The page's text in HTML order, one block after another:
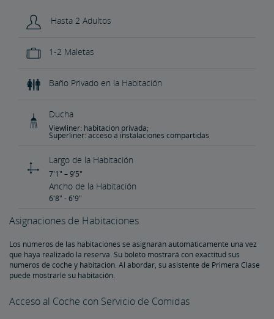
Hasta 2 Adultos
1-2 Maletas
Baño Privado en la Habitación
Ducha
Viewliner: habitación privada;
Superliner: acceso a instalaciones compartidas
Largo de la Habitación
7'1" – 9’5"
Ancho de la Habitación
6'8" - 6'9"
Asignaciones de Habitaciones
Los números de las habitaciones se asignarán automáticamente una vez
que haya realizado la reserva. Su boleto mostrará con exactitud sus
números de coche y habitación. Al abordar, su asistente de Primera Clase
puede mostrarle su habitación.
Acceso al Coche con Servicio de Comidas